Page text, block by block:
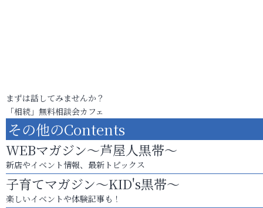
まずは話してみませんか？
「相続」無料相談会カフェ
その他のContents
WEBマガジン～芦屋人黒帯～
新店やイベント情報、最新トピックス
子育てマガジン～KID's黒帯～
楽しいイベントや体験記事も！